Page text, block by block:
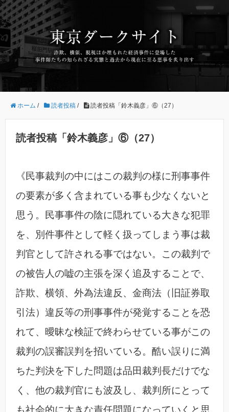
ホーム / 読者投稿 / 読者投稿「鈴木義彦」⑥（27）
読者投稿「鈴木義彦」⑥（27）
《民事裁判の中にはこの裁判の様に刑事事件
の要素が多く含まれている事も少なくないと
思う。民事事件の陰に隠れている大きな犯罪
を、別件事件として軽く扱ってしまう事は裁
判官として許される事ではない。この裁判で
の被告人の嘘の主張を深く追及することで、
詐欺、横領、外為法違反、金商法（旧証券取
引法）違反等の刑事事件が発覚することを恐
れて、曖昧な検証で終わらせている事がこの
裁判の誤審誤判を招いている。酷い誤りに満
ちた判決を下した問題は品田裁判長だけでな
く、他の裁判官にも波及し、裁判所にとって
も社会的に大きな責任問題になっていくと思